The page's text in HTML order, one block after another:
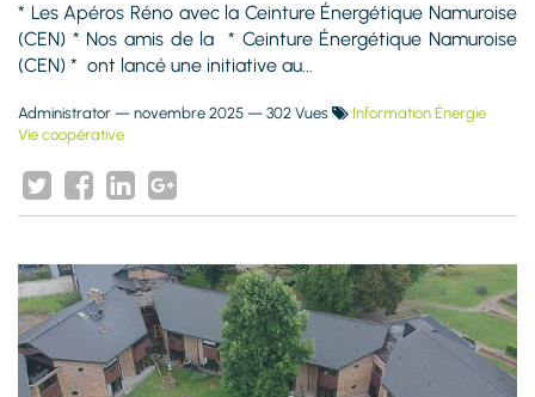
* Les Apéros Réno avec la Ceinture Énergétique Namuroise
(CEN) * Nos amis de la * Ceinture Énergétique Namuroise
(CEN) * ont lancé une initiative au...
Administrator — novembre 2025 — 302 Vues
Information Énergie
Vie coopérative